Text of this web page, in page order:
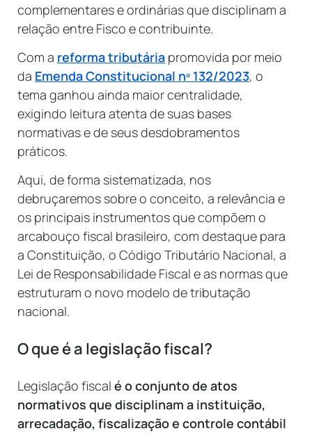
complementares e ordinárias que disciplinam a
relação entre Fisco e contribuinte.
Com a reforma tributária promovida por meio
da Emenda Constitucional nº 132/2023, o
tema ganhou ainda maior centralidade,
exigindo leitura atenta de suas bases
normativas e de seus desdobramentos
práticos.
Aqui, de forma sistematizada, nos
debruçaremos sobre o conceito, a relevância e
os principais instrumentos que compõem o
arcabouço fiscal brasileiro, com destaque para
a Constituição, o Código Tributário Nacional, a
Lei de Responsabilidade Fiscal e as normas que
estruturam o novo modelo de tributação
nacional.
O que é a legislação fiscal?
Legislação fiscal é o conjunto de atos
normativos que disciplinam a instituição,
arrecadação, fiscalização e controle contábil